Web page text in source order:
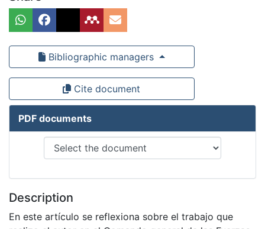
Bibliographic managers
Cite document
PDF documents
Description
En este artículo se reflexiona sobre el trabajo que